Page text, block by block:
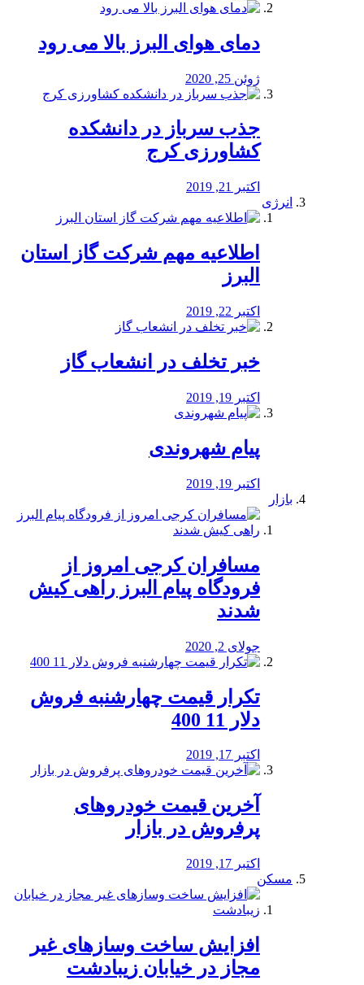
دمای هوای البرز بالا می رود
ژوئن 25, 2020
جذب سرباز در دانشکده
کشاورزی کرج
اکتبر 21, 2019
انرژی
️اطلاعیه مهم شرکت گاز استان
البرز
اکتبر 22, 2019
خبر تخلف در انشعاب گاز
اکتبر 19, 2019
پیام شهروندی
اکتبر 19, 2019
بازار
مسافران کرجی امروز از
فرودگاه پیام البرز راهی کیش
شدند
جولای 2, 2020
تکرار قیمت چهارشنبه فروش
دلار 11 400
اکتبر 17, 2019
آخرین قیمت خودرو‌های
پرفروش در بازار
اکتبر 17, 2019
مسکن
افزایش ساخت وسازهای غیر
مجاز در خیابان زیبادشت